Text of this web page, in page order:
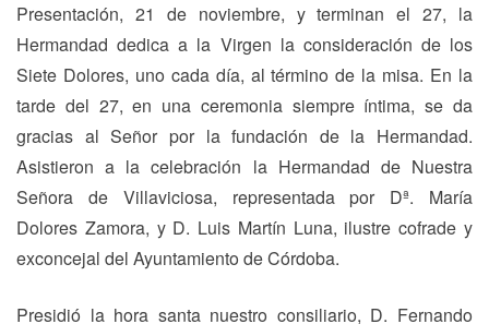
Presentación, 21 de noviembre, y terminan el 27, la
Hermandad dedica a la Virgen la consideración de los
Siete Dolores, uno cada día, al término de la misa. En la
tarde del 27, en una ceremonia siempre íntima, se da
gracias al Señor por la fundación de la Hermandad.
Asistieron a la celebración la Hermandad de Nuestra
Señora de Villaviciosa, representada por Dª. María
Dolores Zamora, y D. Luis Martín Luna, ilustre cofrade y
exconcejal del Ayuntamiento de Córdoba.
Presidió la hora santa nuestro consiliario, D. Fernando